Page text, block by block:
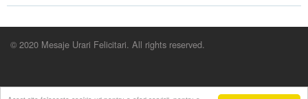
© 2020 Mesaje Urari Felicitari. All rights reserved.